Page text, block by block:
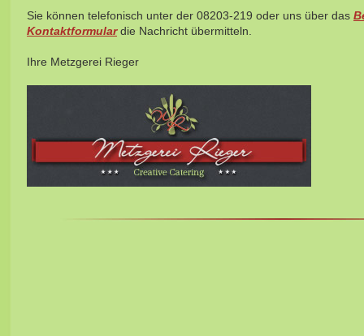
Sie können telefonisch unter der 08203-219 oder uns über das
Kontaktformulardie Nachricht übermitteln.
Ihre Metzgerei Rieger